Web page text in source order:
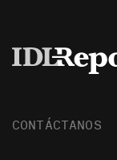
CONTÁCTANOS